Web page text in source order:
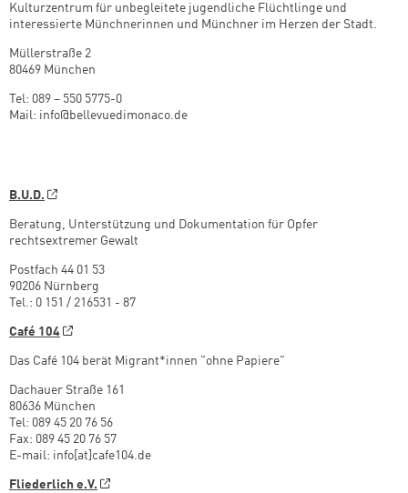
Kulturzentrum für unbegleitete jugendliche Flüchtlinge und
interessierte Münchnerinnen und Münchner im Herzen der Stadt.
Müllerstraße 2
80469 München
Tel: 089 – 550 5775-0
Mail: info@bellevuedimonaco.de
B.U.D.
Beratung, Unterstützung und Dokumentation für Opfer
rechtsextremer Gewalt
Postfach 44 01 53
90206 Nürnberg
Tel.: 0 151 / 216531 - 87
Café 104
Das Café 104 berät Migrant*innen "ohne Papiere"
Dachauer Straße 161
80636 München
Tel: 089 45 20 76 56
Fax: 089 45 20 76 57
E-mail: info[at]cafe104.de
Fliederlich e.V.